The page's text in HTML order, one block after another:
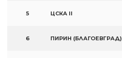
5 ЦСКА II
6 ПИРИН (БЛАГОЕВГРАД)